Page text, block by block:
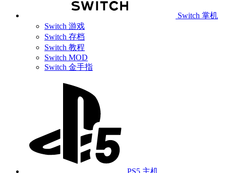
Switch 掌机
Switch 游戏
Switch 存档
Switch 教程
Switch MOD
Switch 金手指